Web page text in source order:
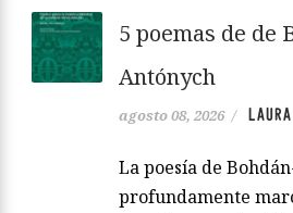
5 poemas de de
Antónych
agosto 08, 2026 /
La poesía de
profundamente